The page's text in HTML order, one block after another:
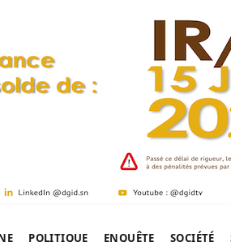
POLITIQUE ENQUÊTE SOCIÉTÉ